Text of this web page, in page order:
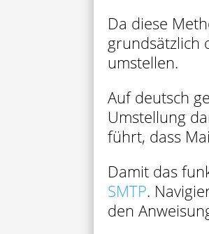
Da diese
grundsätzlich
umstellen.
Auf deutsch
Umstellung
führt, dass
Damit das
SMTP.
den